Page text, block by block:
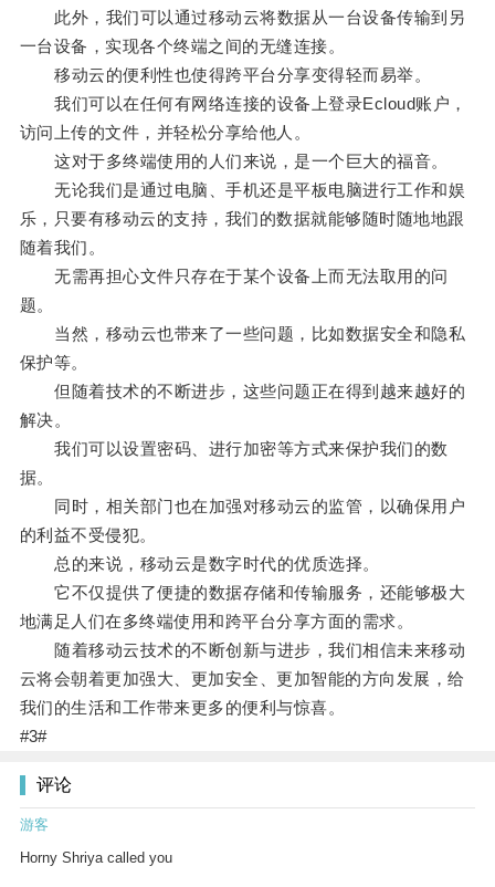
此外，我们可以通过移动云将数据从一台设备传输到另
一台设备，实现各个终端之间的无缝连接。
移动云的便利性也使得跨平台分享变得轻而易举。
我们可以在任何有网络连接的设备上登录Ecloud账户，
访问上传的文件，并轻松分享给他人。
这对于多终端使用的人们来说，是一个巨大的福音。
无论我们是通过电脑、手机还是平板电脑进行工作和娱
乐，只要有移动云的支持，我们的数据就能够随时随地地跟
随着我们。
无需再担心文件只存在于某个设备上而无法取用的问
题。
当然，移动云也带来了一些问题，比如数据安全和隐私
保护等。
但随着技术的不断进步，这些问题正在得到越来越好的
解决。
我们可以设置密码、进行加密等方式来保护我们的数
据。
同时，相关部门也在加强对移动云的监管，以确保用户
的利益不受侵犯。
总的来说，移动云是数字时代的优质选择。
它不仅提供了便捷的数据存储和传输服务，还能够极大
地满足人们在多终端使用和跨平台分享方面的需求。
随着移动云技术的不断创新与进步，我们相信未来移动
云将会朝着更加强大、更加安全、更加智能的方向发展，给
我们的生活和工作带来更多的便利与惊喜。
#3#
评论
游客
Horny Shriya called you